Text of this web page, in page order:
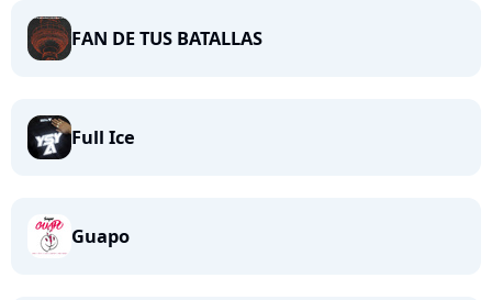
FAN DE TUS BATALLAS
Full Ice
Guapo